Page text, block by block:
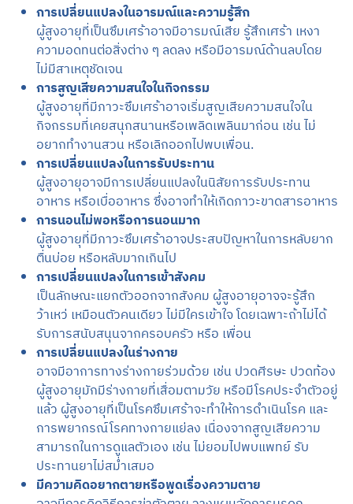
การเปลี่ยนแปลงในอารมณ์และความรู้สึก
ผู้สูงอายุที่เป็นซึมเศร้าอาจมีอารมณ์เสีย รู้สึกเศร้า เหงา
ความอดทนต่อสิ่งต่าง ๆ ลดลง หรือมีอารมณ์ด้านลบโดย
ไม่มีสาเหตุชัดเจน
การสูญเสียความสนใจในกิจกรรม
ผู้สูงอายุที่มีภาวะซึมเศร้าอาจเริ่มสูญเสียความสนใจใน
กิจกรรมที่เคยสนุกสนานหรือเพลิดเพลินมาก่อน เช่น ไม่
อยากทำงานสวน หรือเลิกออกไปพบเพื่อน.
การเปลี่ยนแปลงในการรับประทาน
ผู้สูงอายุอาจมีการเปลี่ยนแปลงในนิสัยการรับประทาน
อาหาร หรือเบื่ออาหาร ซึ่งอาจทำให้เกิดภาวะขาดสารอาหาร
การนอนไม่พอหรือการนอนมาก
ผู้สูงอายุที่มีภาวะซึมเศร้าอาจประสบปัญหาในการหลับยาก
ตื่นบ่อย หรือหลับมากเกินไป
การเปลี่ยนแปลงในการเข้าสังคม
เป็นลักษณะแยกตัวออกจากสังคม ผู้สูงอายุอาจจะรู้สึก
ว้าเหว่ เหมือนตัวคนเดียว ไม่มีใครเข้าใจ โดยเฉพาะถ้าไม่ได้
รับการสนับสนุนจากครอบครัว หรือ เพื่อน
การเปลี่ยนแปลงในร่างกาย
อาจมีอาการทางร่างกายร่วมด้วย เช่น ปวดศีรษะ ปวดท้อง
ผู้สูงอายุมักมีร่างกายที่เสื่อมตามวัย หรือมีโรคประจำตัวอยู่
แล้ว ผู้สูงอายุที่เป็นโรคซึมเศร้าจะทำให้การดำเนินโรค และ
การพยากรณ์โรคทางกายแย่ลง เนื่องจากสูญเสียความ
สามารถในการดูแลตัวเอง เช่น ไม่ยอมไปพบแพทย์ รับ
ประทานยาไม่สม่ำเสมอ
มีความคิดอยากตายหรือพูดเรื่องความตาย